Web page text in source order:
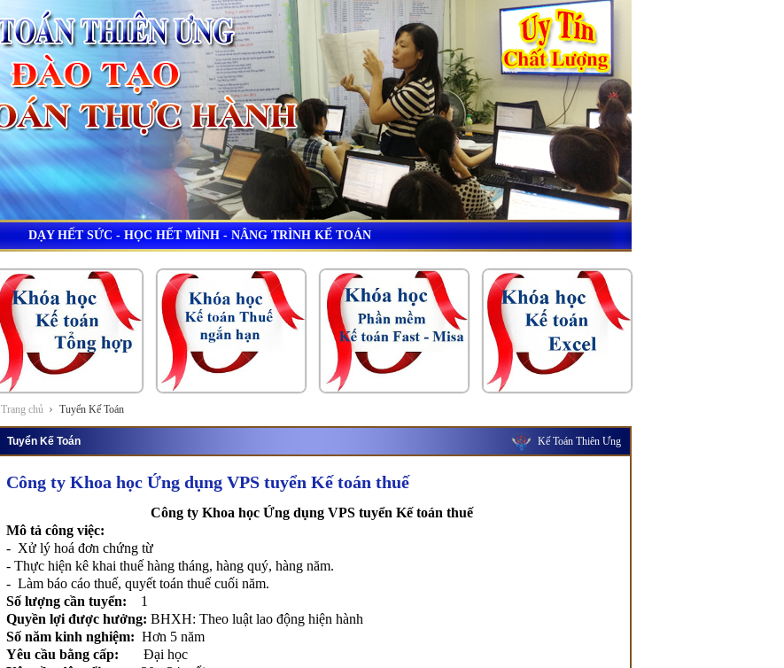
DẠY HẾT SỨC - HỌC HẾT MÌNH - NÂNG TRÌNH KẾ TOÁN
Trang chủ Tuyển Kế Toán
Tuyển Kế Toán Kế Toán Thiên Ưng
Công ty Khoa học Ứng dụng VPS tuyển Kế toán thuế
Công ty Khoa học Ứng dụng VPS tuyển Kế toán thuế
Mô tả công việc:
- Xử lý hoá đơn chứng từ
- Thực hiện kê khai thuế hàng tháng, hàng quý, hàng năm.
- Làm báo cáo thuế, quyết toán thuế cuối năm.
Số lượng cần tuyển: 1
Quyền lợi được hưởng: BHXH: Theo luật lao động hiện hành
Số năm kinh nghiệm: Hơn 5 năm
Yêu cầu bằng cấp:
Đại học